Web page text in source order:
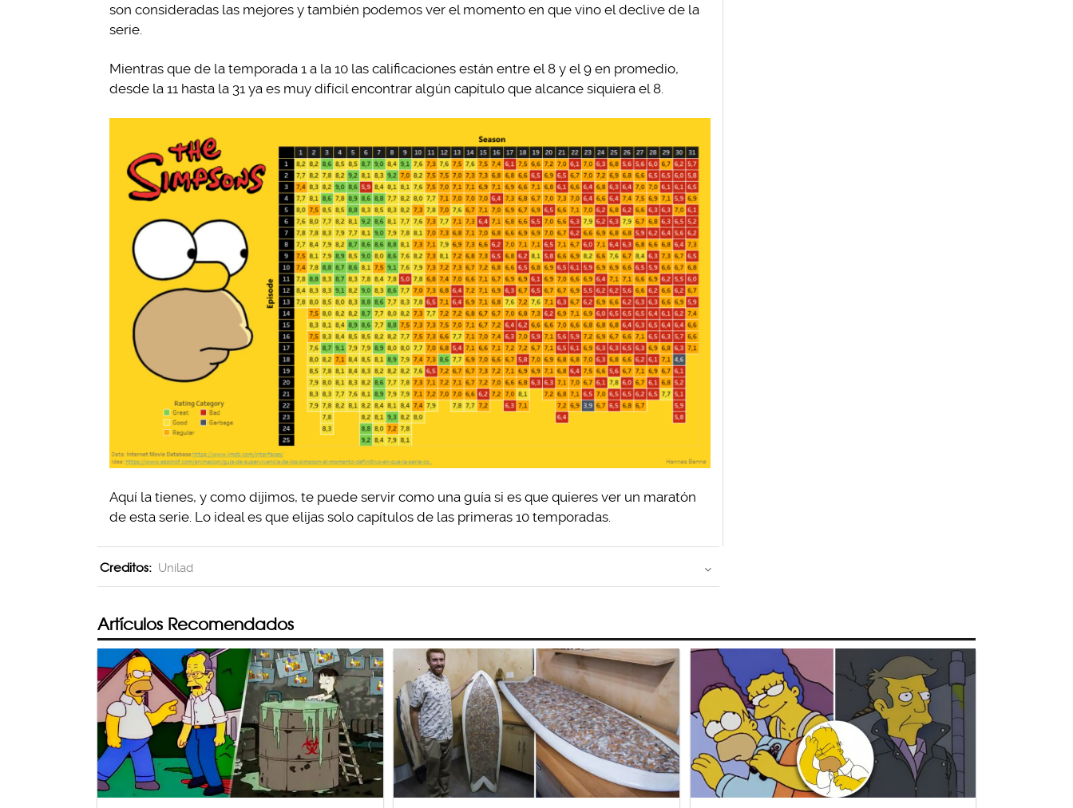
son consideradas las mejores y también podemos ver el momento en que vino el declive de la
serie.
Mientras que de la temporada 1 a la 10 las calificaciones están entre el 8 y el 9 en promedio,
desde la 11 hasta la 31 ya es muy difícil encontrar algún capítulo que alcance siquiera el 8.
Aquí la tienes, y como dijimos, te puede servir como una guía si es que quieres ver un maratón
de esta serie. Lo ideal es que elijas solo capítulos de las primeras 10 temporadas.
Creditos: Unilad
Artículos Recomendados